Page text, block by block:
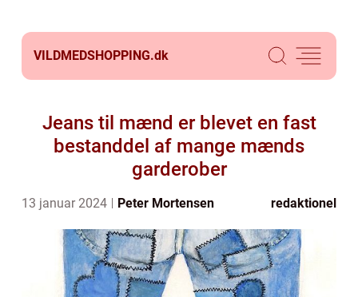
VILDMEDSHOPPING.dk
Jeans til mænd er blevet en fast
bestanddel af mange mænds
garderober
13 januar 2024 Peter Mortensen redaktionel